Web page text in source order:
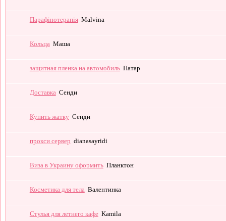
Парафінотерапія Malvina
Кольца Маша
защитная пленка на автомобиль Патар
Доставка Сенди
Купить жатку Сенди
прокси сервер dianasayridi
Виза в Украину оформить Планктон
Косметика для тела Валентинка
Стулья для летнего кафе Kamila